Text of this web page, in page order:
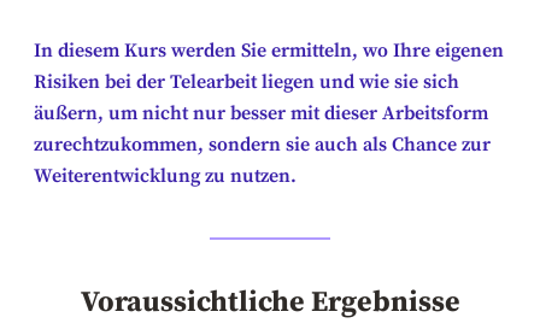
In diesem Kurs werden Sie ermitteln, wo Ihre eigenen
Risiken bei der Telearbeit liegen und wie sie sich
äußern, um nicht nur besser mit dieser Arbeitsform
zurechtzukommen, sondern sie auch als Chance zur
Weiterentwicklung zu nutzen.
Voraussichtliche Ergebnisse